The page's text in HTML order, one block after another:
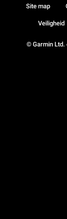
© Garmin Ltd.
Site map
Veiligheid